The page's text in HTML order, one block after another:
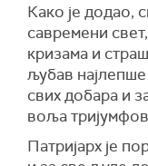
Како је додао,
савремени
кризама и
љубав најлепше
свих добара и
воља
Патријарх је